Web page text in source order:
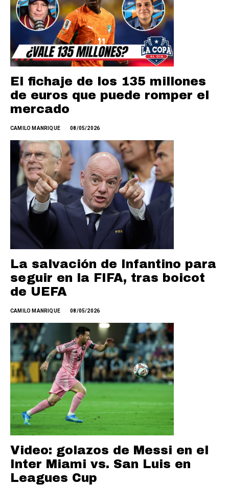
El fichaje de los 135 millones
de euros que puede romper el
mercado
CAMILO MANRIQUE 08/05/2026
La salvación de Infantino para
seguir en la FIFA, tras boicot
de UEFA
CAMILO MANRIQUE 08/05/2026
Video: golazos de Messi en el
Inter Miami vs. San Luis en
Leagues Cup